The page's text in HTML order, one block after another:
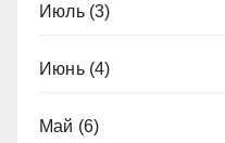
Июль(3)
Июнь(4)
Май (6)